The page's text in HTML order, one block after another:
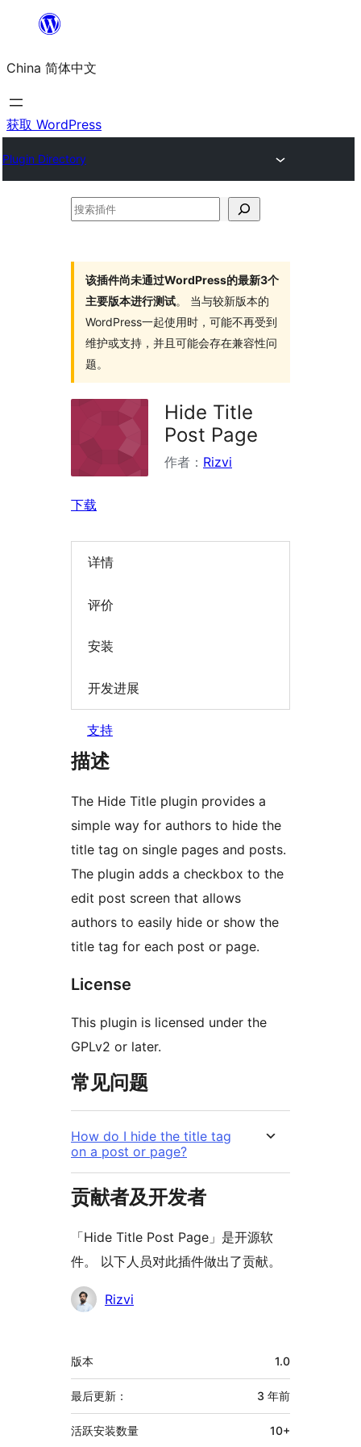
内
容
China 简体中文
获取 WordPress
Plugin Directory
搜
该插件尚未通过WordPress的最新3个
主要版本进行测试。 当与较新版本的
WordPress一起使用时，可能不再受到
维护或支持，并且可能会存在兼容性问
题。
Hide Title
Post Page
作者： Rizvi
下载
详情
评价
安装
开发进展
支持
描述
The Hide Title plugin provides a
simple way for authors to hide the
title tag on single pages and posts.
The plugin adds a checkbox to the
edit post screen that allows
authors to easily hide or show the
title tag for each post or page.
License
This plugin is licensed under the
GPLv2 or later.
常见问题
How do I hide the title tag
on a post or page?
贡献者及开发者
「Hide Title Post Page」是开源软
件。 以下人员对此插件做出了贡献。
贡
Rizvi
额
外
信
息
版本 1.0
最后更新： 3 年前
活跃安装数量 10+